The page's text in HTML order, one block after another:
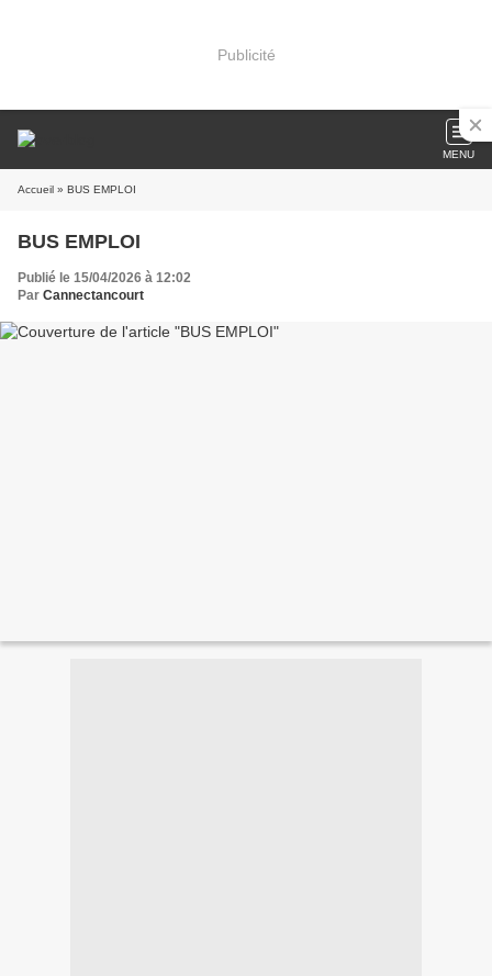
Publicité
MENU
Accueil » BUS EMPLOI
BUS EMPLOI
Publié le 15/04/2026 à 12:02
Par Cannectancourt